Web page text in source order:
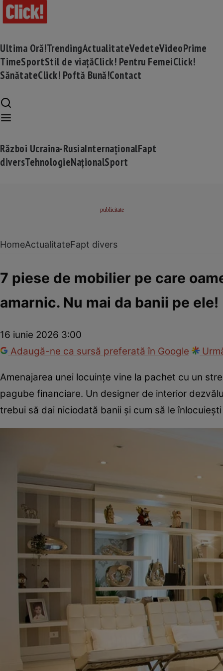
Ultima Oră!TrendingActualitateVedeteVideoPrime
TimeSportStil de viațăClick! Pentru FemeiClick!
SănătateClick! Poftă Bună!Contact
Război Ucraina-RusiaInternaționalFapt
diversTehnologieNaționalSport
HomeActualitateFapt divers
7 piese de mobilier pe care
amarnic. Nu mai da banii pe ele!
16 iunie 2026 3:00
Adaugă-ne ca sursă preferată în Google
Amenajarea unei locuințe vine la pachet cu un
pagube financiare. Un designer de interior
trebui să dai niciodată banii și cum să le